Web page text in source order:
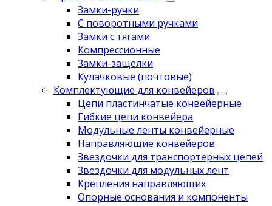
Замки-ручки
С поворотными ручками
Замки с тягами
Компрессионные
Замки-защелки
Кулачковые (почтовые)
Комплектующие для конвейеров
Цепи пластинчатые конвейерные
Гибкие цепи конвейера
Модульные ленты конвейерные
Направляющие конвейеров
Звездочки для транспортерных цепей
Звездочки для модульных лент
Крепления направляющих
Опорные основания и компоненты